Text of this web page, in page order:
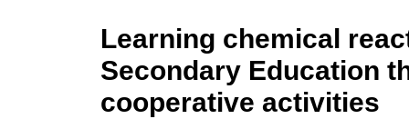
Learning chemical
Secondary Education
cooperative activities